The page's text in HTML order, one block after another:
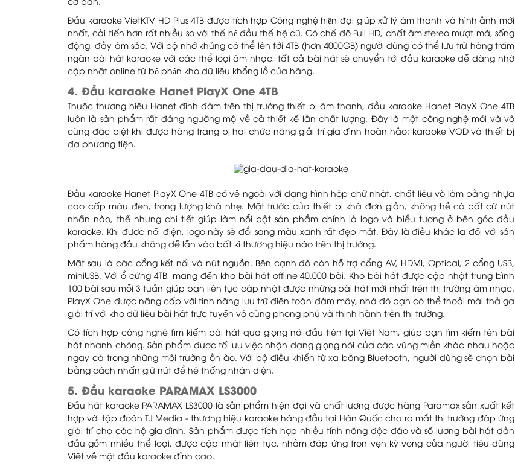
cơ bản.
Đầu karaoke VietKTV HD Plus 4TB được tích hợp Công nghệ hiện đại giúp xử lý âm thanh và hình ảnh mới
nhất, cải tiến hơn rất nhiều so với thế hệ đầu thế hệ cũ. Có chế độ Full HD, chất âm stereo mượt mà, sống
động, đầy âm sắc. Với bộ nhớ khủng có thể lên tới 4TB (hơn 4000GB) người dùng có thể lưu trữ hàng trăm
ngàn bài hát karaoke với các thể loại âm nhạc, tất cả bài hát sẽ chuyển tới đầu karaoke dễ dàng nhờ
cập nhật online từ bộ phận kho dữ liệu khổng lồ của hãng.
4. Đầu karaoke Hanet PlayX One 4TB
Thuộc thương hiệu Hanet đình đám trên thị trường thiết bị âm thanh, đầu karaoke Hanet PlayX One 4TB
luôn là sản phẩm rất đáng ngưỡng mộ về cả thiết kế lẫn chất lượng. Đây là một công nghệ mới và vô
cùng đặc biệt khi được hãng trang bị hai chức năng giải trí gia đình hoàn hảo: karaoke VOD và thiết bị
đa phương tiện.
Đầu karaoke Hanet PlayX One 4TB có vẻ ngoài với dạng hình hộp chữ nhật, chất liệu vỏ làm bằng nhựa
cao cấp màu đen, trọng lượng khá nhẹ. Mặt trước của thiết bị khá đơn giản, không hề có bất cứ nút
nhấn nào, thế nhưng chi tiết giúp làm nổi bật sản phẩm chính là logo và biểu tượng ở bên góc đầu
karaoke. Khi được nối điện, logo này sẽ đổi sang màu xanh rất đẹp mắt. Đây là điều khác lạ đối với sản
phẩm hàng đầu không dễ lẫn vào bất kì thương hiệu nào trên thị trường.
Mặt sau là các cổng kết nối và nút nguồn. Bên cạnh đó còn hỗ trợ cổng AV, HDMI, Optical, 2 cổng USB,
miniUSB. Với ổ cứng 4TB, mang đến kho bài hát offline 40.000 bài. Kho bài hát được cập nhật trung bình
100 bài sau mỗi 3 tuần giúp bạn liên tục cập nhật được những bài hát mới nhất trên thị trường âm nhạc.
PlayX One được nâng cấp với tính năng lưu trữ điện toán đám mây, nhờ đó bạn có thể thoải mái thả ga
giải trí với kho dữ liệu bài hát trực tuyến vô cùng phong phú và thịnh hành trên thị trường.
Có tích hợp công nghệ tìm kiếm bài hát qua giọng nói đầu tiên tại Việt Nam, giúp bạn tìm kiếm tên bài
hát nhanh chóng. Sản phẩm được tối ưu việc nhận dạng giọng nói của các vùng miền khác nhau hoặc
ngay cả trong những môi trường ồn ào. Với bộ điều khiển từ xa bằng Bluetooth, người dùng sẽ chọn bài
bằng cách nhấn giữ nút để hệ thống nhận diện.
5. Đầu karaoke PARAMAX LS3000
Đầu hát karaoke PARAMAX LS3000 là sản phẩm hiện đại và chất lượng được hãng Paramax sản xuất kết
hợp với tập đoàn TJ Media - thương hiệu karaoke hàng đầu tại Hàn Quốc cho ra mắt thị trường đáp ứng
giải trí cho các hộ gia đình. Sản phẩm được tích hợp nhiều tính năng độc đáo và số lượng bài hát dẫn
đầu gồm nhiều thể loại, được cập nhật liên tục, nhằm đáp ứng trọn vẹn kỳ vọng của người tiêu dùng
Việt về một đầu karaoke đỉnh cao.